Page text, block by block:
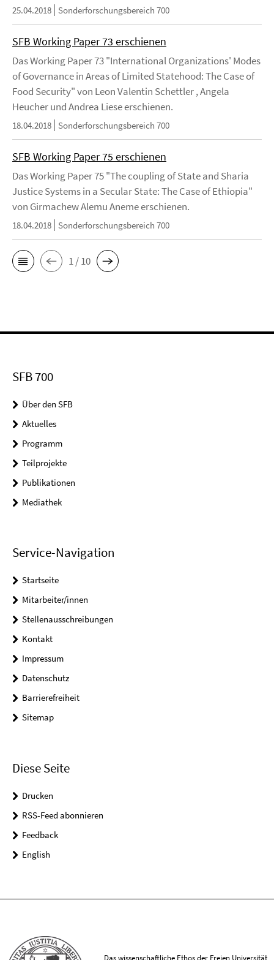
25.04.2018 Sonderforschungsbereich 700
SFB Working Paper 73 erschienen
Das Working Paper 73 "International Organizations' Modes
of Governance in Areas of Limited Statehood: The Case of
Food Security" von Leon Valentin Schettler , Angela
Heucher und Andrea Liese erschienen.
18.04.2018 Sonderforschungsbereich 700
SFB Working Paper 75 erschienen
Das Working Paper 75 "The coupling of State and Sharia
Justice Systems in a Secular State: The Case of Ethiopia"
von Girmachew Alemu Aneme erschienen.
18.04.2018 Sonderforschungsbereich 700
1 / 10
SFB 700
Über den SFB
Aktuelles
Programm
Teilprojekte
Publikationen
Mediathek
Service-Navigation
Startseite
Mitarbeiter/innen
Stellenausschreibungen
Kontakt
Impressum
Datenschutz
Barrierefreiheit
Sitemap
Diese Seite
Drucken
RSS-Feed abonnieren
Feedback
English